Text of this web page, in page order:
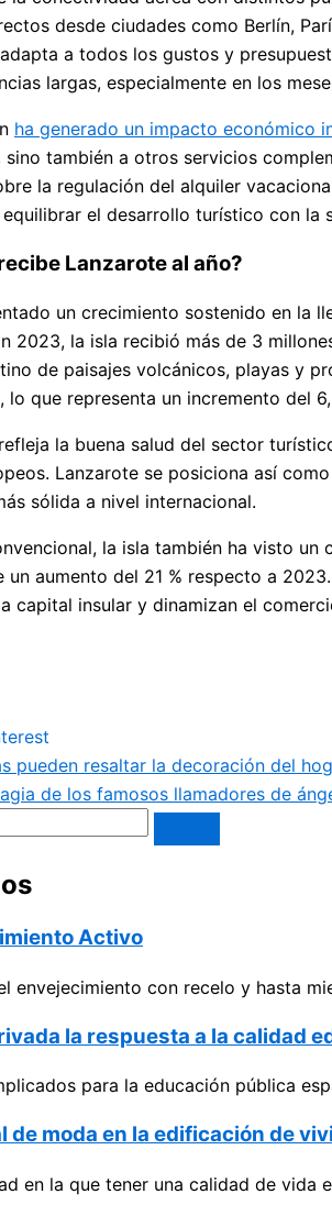
desde ciudades como Berlín,
a todos los gustos y
largas, especialmente en los
ha generado un impacto económico
también a otros servicios
la regulación del alquiler
el desarrollo turístico con la
Lanzarote al año?
un crecimiento sostenido en la
2023, la isla recibió más de 3
de paisajes volcánicos, playas y
que representa un incremento del
la buena salud del sector
Lanzarote se posiciona así
sólida a nivel internacional.
la isla también ha visto
un aumento del 21 % respecto a
capital insular y dinamizan el
pueden resaltar la decoración del
de los famosos llamadores de
Activo
envejecimiento con recelo y hasta
la respuesta a la calidad
para la educación pública
de moda en la edificación de
en la que tener una calidad de